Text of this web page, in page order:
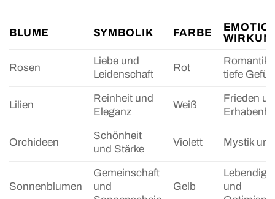
BLUME SYMBOLIK FARBE
Rosen
Liebe und
Leidenschaft
Rot
Romantik
tiefe
Lilien
Reinheit und
Eleganz
Weiß
Frieden
Orchideen
Schönheit
und Stärke
Violett Mystik
Sonnenblumen
Gemeinschaft
und
Gelb
und